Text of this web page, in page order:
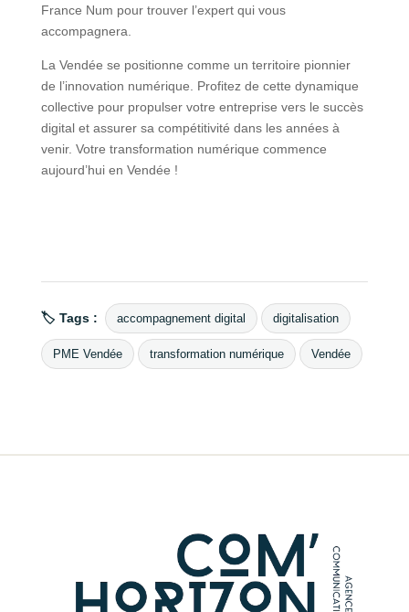
France Num pour trouver l’expert qui vous
accompagnera.
La Vendée se positionne comme un territoire pionnier
de l’innovation numérique. Profitez de cette dynamique
collective pour propulser votre entreprise vers le succès
digital et assurer sa compétitivité dans les années à
venir. Votre transformation numérique commence
aujourd’hui en Vendée !
🏷 Tags : accompagnement digital digitalisation
PME Vendée transformation numérique Vendée